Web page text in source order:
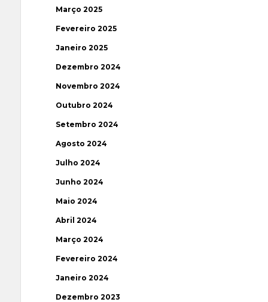
Março 2025
Fevereiro 2025
Janeiro 2025
Dezembro 2024
Novembro 2024
Outubro 2024
Setembro 2024
Agosto 2024
Julho 2024
Junho 2024
Maio 2024
Abril 2024
Março 2024
Fevereiro 2024
Janeiro 2024
Dezembro 2023